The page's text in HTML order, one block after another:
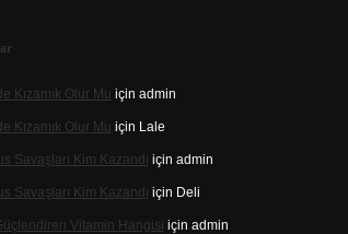
Kızamık Olur Mu için admin
Kızamık Olur Mu için Lale
Savaşları Kim Kazandı için admin
Savaşları Kim Kazandı için Deli
Vitamin Hangisi için admin